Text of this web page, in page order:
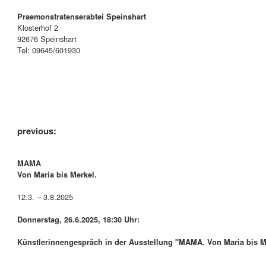
Praemonstratenserabtei Speinshart
Klosterhof 2
92676 Speinshart
Tel: 09645/601930
previous:
MAMA
Von Maria bis Merkel.
12.3. – 3.8.2025
Donnerstag, 26.6.2025, 18:30 Uhr:
Künstlerinnengespräch in der Ausstellung "MAMA. Von Maria bis